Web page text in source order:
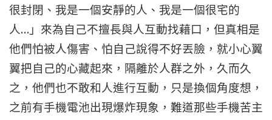
很封閉、我是一個安靜的人、我是一個很宅的
人… 」來為自己不擅長與人互動找藉口，但真相是
他們怕被人傷害、怕自己說得不好丟臉，就小心翼
翼把自己的心藏起來，隔離於人群之外，久而久
之，他們也不敢和人進行互動，只是換個角度想，
之前有手機電池出現爆炸現象，難道那些手機苦主